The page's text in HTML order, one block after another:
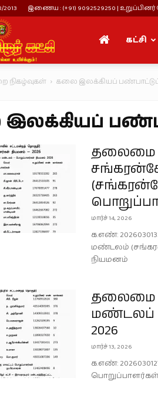
இணைய : (+91) 9092529250 |
நாம்
தமிழர்
கட்சி
நிகழ்வுகள் கலை இலக்கியப்
தலைமை
மார்ச் 14, 2026
க.எண்:
மண்டலம்
நியமனம்
தலைமை
மண்டலப்
2026
மார்ச் 13, 2026
க.எண்:
பொறுப்பாளர்கள்